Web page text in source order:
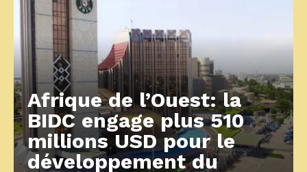
Afrique de l’Ouest: la
BIDC engage plus 510
millions USD pour le
développement du